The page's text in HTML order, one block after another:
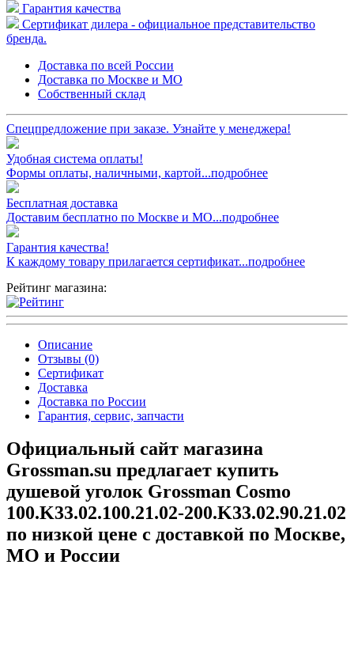
Гарантия качества
Сертификат дилера - официальное представительство
бренда.
Доставка по всей России
Доставка по Москве и МО
Собственный склад
Спецпредложение при заказе. Узнайте у менеджера!
Удобная система оплаты!
Формы оплаты, наличными, картой...подробнее
Бесплатная доставка
Доставим бесплатно по Москве и МО...подробнее
Гарантия качества!
К каждому товару прилагается сертификат...подробнее
Рейтинг магазина:
Описание
Отзывы (0)
Сертификат
Доставка
Доставка по России
Гарантия, сервис, запчасти
Официальный сайт магазина
Grossman.su предлагает купить
душевой уголок Grossman Cosmo
100.K33.02.100.21.02-200.K33.02.90.21.02
по низкой цене с доставкой по Москве,
МО и России